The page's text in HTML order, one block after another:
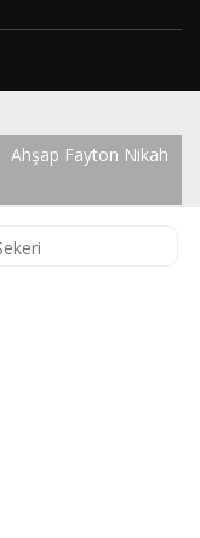
Ahşap Fayton Nikah